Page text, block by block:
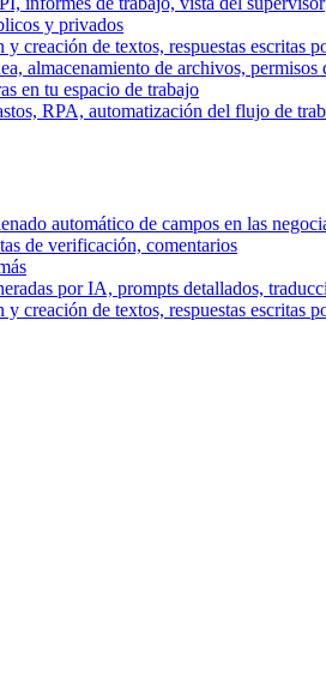
y privados
creación de textos, respuestas escritas
almacenamiento de archivos, permisos
en tu espacio de trabajo
RPA, automatización del flujo de
automático de campos en las
de verificación, comentarios
por IA, prompts detallados,
creación de textos, respuestas escritas